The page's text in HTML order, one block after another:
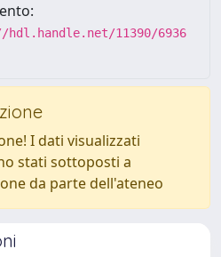
11390/6936
I dati visualizzati
stati sottoposti a
da parte dell'ateneo